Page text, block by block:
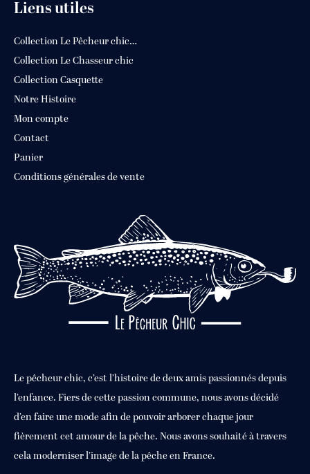
Le pêcheur chic, c’est l’histoire de deux amis passionnés depuis
l’enfance. Fiers de cette passion commune, nous avons décidé
d’en faire une mode afin de pouvoir arborer chaque jour
fièrement cet amour de la pêche. Nous avons souhaité à travers
cela moderniser l’image de la pêche en France.
Liens utiles
Collection Le Pêcheur chic…
Collection Le Chasseur chic
Collection Casquette
Notre Histoire
Mon compte
Contact
Panier
Conditions générales de vente